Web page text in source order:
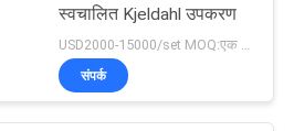
स्कैनिंग
स्वचालित Kjeldahl उपकरण
संपर्क